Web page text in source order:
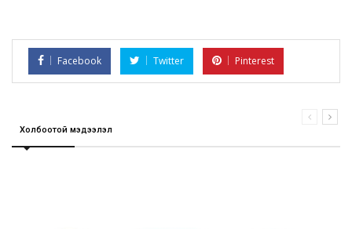
Facebook Twitter Pinterest
Холбоотой мэдээлэл